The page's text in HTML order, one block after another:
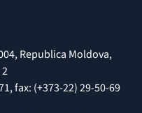
Republica Moldova,
fax: (+373-22) 29-50-69